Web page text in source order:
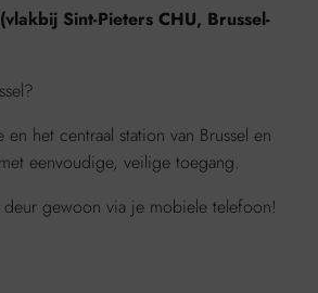
Sint-Pieters CHU, Brussel-
het centraal station van Brussel en
met eenvoudige, veilige toegang.
gewoon via je mobiele telefoon!